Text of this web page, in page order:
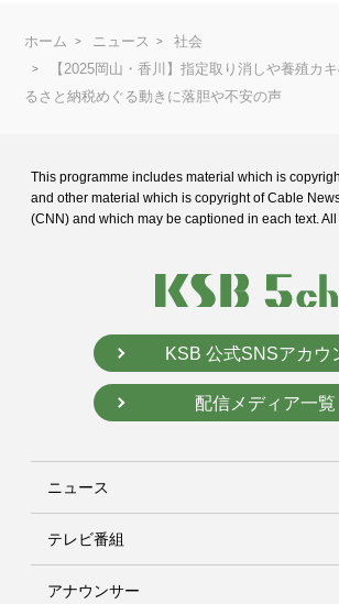
ホーム ニュース
社会
【2025岡山・香川】指定取り消しや養殖カ
るさと納税めぐる動きに落胆や不安の声
This programme includes material which is
and other material which is copyright of Cable
(CNN) and which may be captioned in each text.
KSB 公式SNSアカウ
配信メディア一覧
ニュース
テレビ番組
アナウンサー